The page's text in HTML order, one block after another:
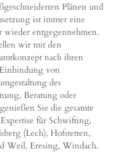
Plänen und
ist immer eine
entgegennehmen.
wir mit den
nach ihren
von
des
Beratung oder
Sie die gesamte
für Schwifting,
(Lech), Hofstetten,
Weil, Eresing, Windach.